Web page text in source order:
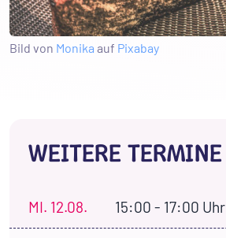
Bild von Monika auf Pixabay
WEITERE TERMINE
MI. 12.08. 15:00 - 17:00 Uhr